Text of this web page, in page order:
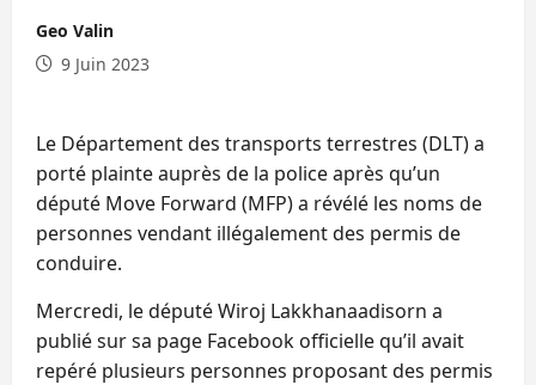
Geo Valin
9 Juin 2023
Le Département des transports terrestres (DLT) a
porté plainte auprès de la police après qu’un
député Move Forward (MFP) a révélé les noms de
personnes vendant illégalement des permis de
conduire.
Mercredi, le député Wiroj Lakkhanaadisorn a
publié sur sa page Facebook officielle qu’il avait
repéré plusieurs personnes proposant des permis